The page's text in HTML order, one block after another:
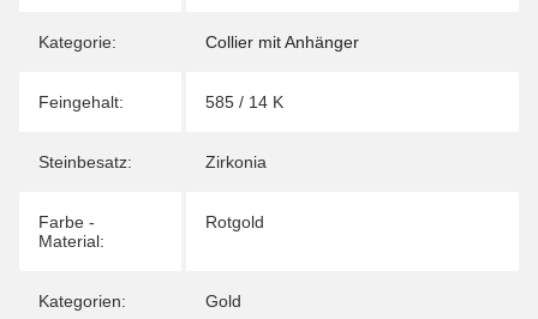
Kategorie: Collier mit Anhänger
Feingehalt: 585 / 14 K
Steinbesatz: Zirkonia
Farbe -
Material:
Rotgold
Kategorien: Gold